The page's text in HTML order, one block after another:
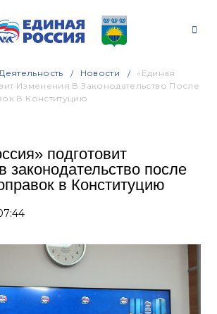
Новости
«Единая
Изменения В Законодательство После
В Конституцию
подготовит
законодательство после
в Конституцию